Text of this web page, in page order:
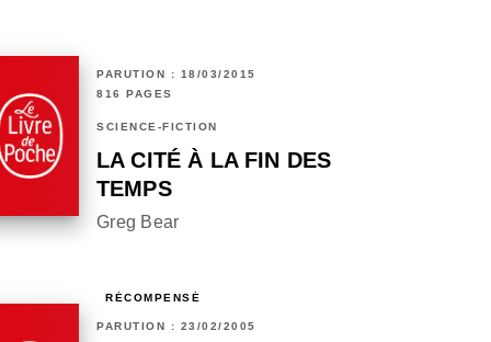
PARUTION : 18/03/2015
816 PAGES
SCIENCE-FICTION
LA CITÉ À LA FIN DES
TEMPS
Greg Bear
RÉCOMPENSÉ
PARUTION : 23/02/2005